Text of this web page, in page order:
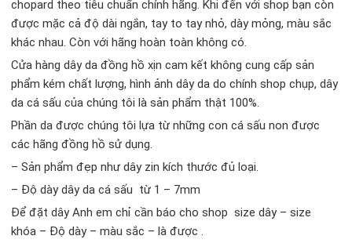
chopard theo tiêu chuẩn chính hãng. Khi đến với shop bạn còn
được mặc cả độ dài ngắn, tay to tay nhỏ, dày mỏng, màu sắc
khác nhau. Còn với hãng hoàn toàn không có.
Cửa hàng dây da đồng hồ xịn cam kết không cung cấp sản
phẩm kém chất lượng, hình ảnh dây da do chính shop chụp, dây
da cá sấu của chúng tôi là sản phẩm thật 100%.
Phần da được chúng tôi lựa từ những con cá sấu non được
các hãng đồng hồ sử dụng.
– Sản phẩm đẹp như dây zin kích thước đủ loại.
– Độ dày dây da cá sấu từ 1 – 7mm
Để đặt dây Anh em chỉ cần báo cho shop size dây – size
khóa – Độ dày – màu sắc – là được .